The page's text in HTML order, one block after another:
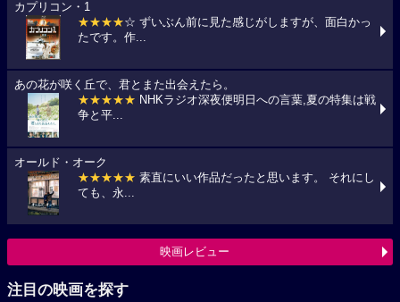
カプリコン・1
★★★★☆ ずいぶん前に見た感じがしますが、面白かっ
たです。作...
あの花が咲く丘で、君とまた出会えたら。
★★★★★ NHKラジオ深夜便明日への言葉,夏の特集は戦
争と平...
オールド・オーク
★★★★★ 素直にいい作品だったと思います。 それにし
ても、永...
映画レビュー
注目の映画を探す